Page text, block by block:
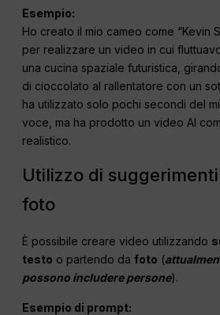
Esempio:
Ho creato il mio cameo come “Kevin
per realizzare un video in cui
una cucina spaziale futuristica,
di cioccolato al rallentatore con un
ha utilizzato solo pochi secondi del
voce, ma ha prodotto un video AI
realistico.
Utilizzo di
foto
È possibile creare video utilizzando
testo o partendo dafoto (
possono includere persone).
Esempio di prompt: